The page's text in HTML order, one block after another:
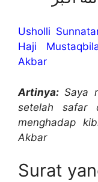
Usholli
Haji
Akbar
Artinya: Saya
setelah safar
menghadap
Akbar
Surat